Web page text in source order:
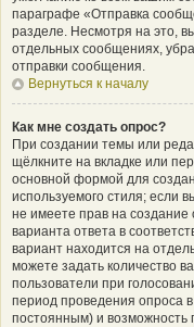
параграфе «Отправка
разделе. Несмотря на это,
отдельных сообщениях,
отправки сообщения.
Вернуться к началу
Как мне создать опрос?
При создании темы или
щёлкните на вкладке или
основной формой для
используемого стиля; если
не имеете прав на создание
варианта ответа в
вариант находится на
можете задать количество
пользователи при
период проведения опроса
постоянным) и возможность